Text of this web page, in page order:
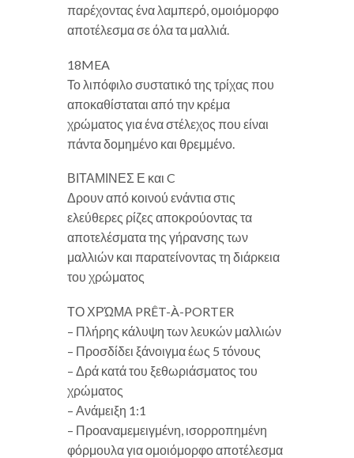
παρέχοντας ένα λαμπερό, ομοιόμορφο
αποτέλεσμα σε όλα τα μαλλιά.
18MEA
Το λιπόφιλο συστατικό της τρίχας που
αποκαθίσταται από την κρέμα
χρώματος για ένα στέλεχος που είναι
πάντα δομημένο και θρεμμένο.
ΒΙΤΑΜΙΝΕΣ Ε και C
Δρουν από κοινού ενάντια στις
ελεύθερες ρίζες αποκρούοντας τα
αποτελέσματα της γήρανσης των
μαλλιών και παρατείνοντας τη διάρκεια
του χρώματος
ΤΟ ΧΡΏΜΑ PRÊT-À-PORTER
– Πλήρης κάλυψη των λευκών μαλλιών
– Προσδίδει ξάνοιγμα έως 5 τόνους
– Δρά κατά του ξεθωριάσματος του
χρώματος
– Ανάμειξη 1:1
– Προαναμεμειγμένη, ισορροπημένη
φόρμουλα για ομοιόμορφο αποτέλεσμα